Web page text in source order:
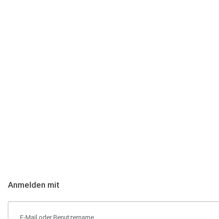
Anmelden mit